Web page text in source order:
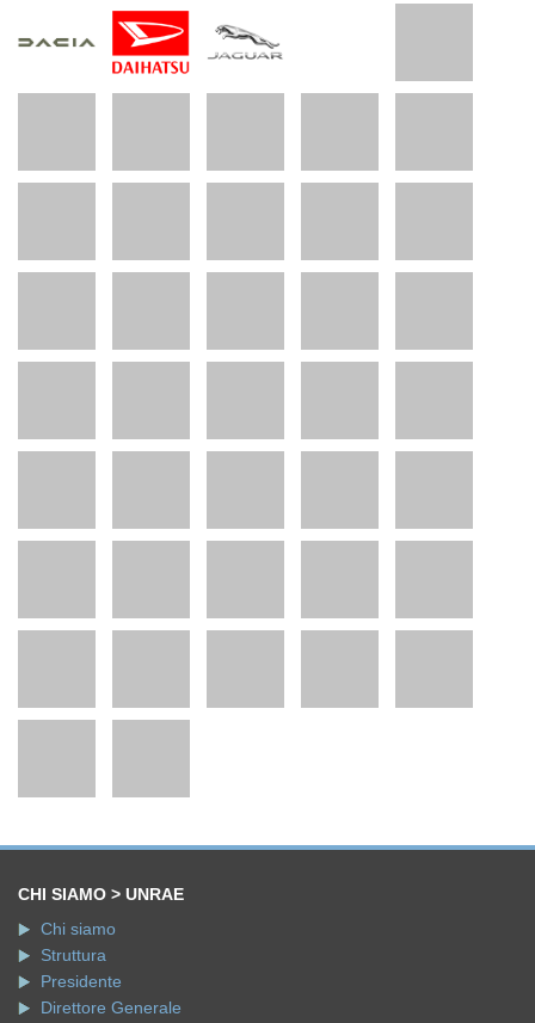
CHI SIAMO > UNRAE
Chi siamo
Struttura
Presidente
Direttore Generale